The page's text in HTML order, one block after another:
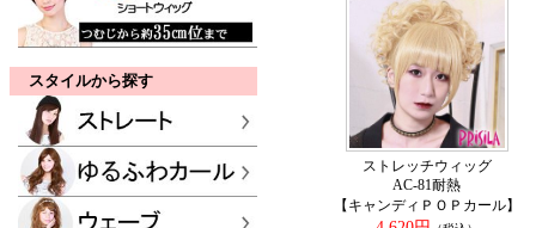
スタイルから探す
ストレッチウィッグ
AC-81耐熱
【キャンディＰＯＰカール】